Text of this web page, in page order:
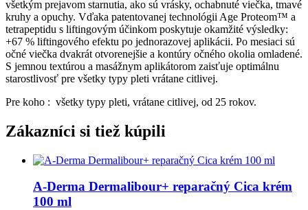
15
ml
všetkým prejavom starnutia, ako sú vrásky, ochabnuté viečka, tmavé
kruhy a opuchy. Vďaka patentovanej technológii Age Proteom™ a
tetrapeptidu s liftingovým účinkom poskytuje okamžité výsledky:
+67 % liftingového efektu po jednorazovej aplikácii. Po mesiaci sú
očné viečka dvakrát otvorenejšie a kontúry očného okolia omladené.
S jemnou textúrou a masážnym aplikátorom zaisťuje optimálnu
starostlivosť pre všetky typy pleti vrátane citlivej.
Pre koho : všetky typy pleti, vrátane citlivej, od 25 rokov.
Zákazníci si tiež kúpili
A-Derma Dermalibour+ reparačný Cica krém
100 ml